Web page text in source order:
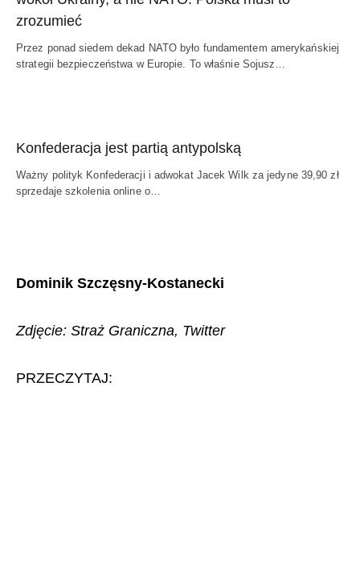
zrozumieć
Przez ponad siedem dekad NATO było fundamentem amerykańskiej
strategii bezpieczeństwa w Europie. To właśnie Sojusz…
Konfederacja jest partią antypolską
Ważny polityk Konfederacji i adwokat Jacek Wilk za jedyne 39,90 zł
sprzedaje szkolenia online o…
Dominik Szczęsny-Kostanecki
Zdjęcie: Straż Graniczna, Twitter
PRZECZYTAJ: